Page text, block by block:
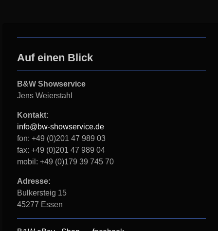
Auf einen Blick
B&W Showservice
Jens Weierstahl
Kontakt:
info@bw-showservice.de
fon: +49 (0)201 47 989 03
fax: +49 (0)201 47 989 04
mobil: +49 (0)179 39 745 70
Adresse:
Bulkersteig 15
45277 Essen